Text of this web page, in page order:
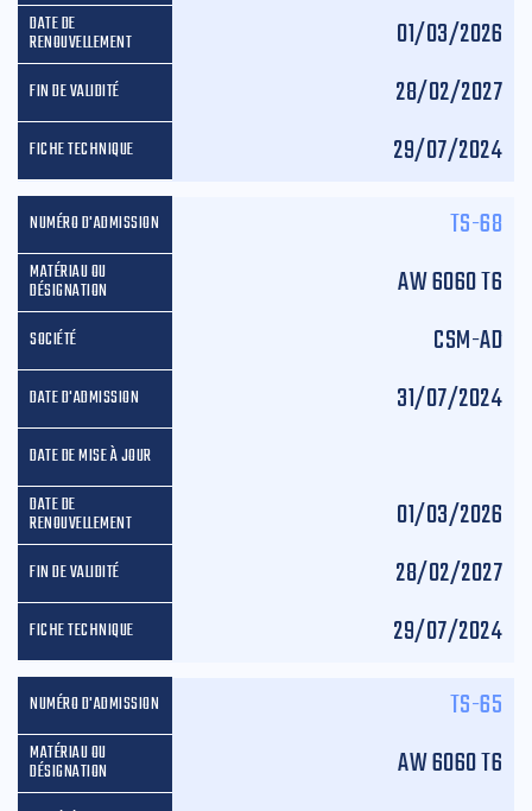
01/03/2026
28/02/2027
29/07/2024
TS-68
AW 6060 T6
CSM-AD
31/07/2024
01/03/2026
28/02/2027
29/07/2024
TS-65
AW 6060 T6